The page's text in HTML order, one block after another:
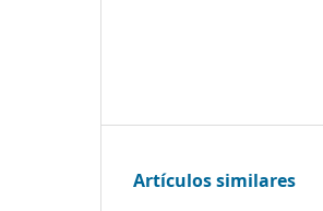
Artículos similares